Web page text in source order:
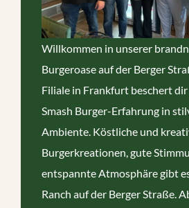
Willkommen in unserer
Burgeroase auf der Berger
Filiale in Frankfurt beschert
Smash Burger-Erfahrung in
Ambiente. Köstliche und
Burgerkreationen, gute
entspannte Atmosphäre gibt
Ranch auf der Berger Straße.